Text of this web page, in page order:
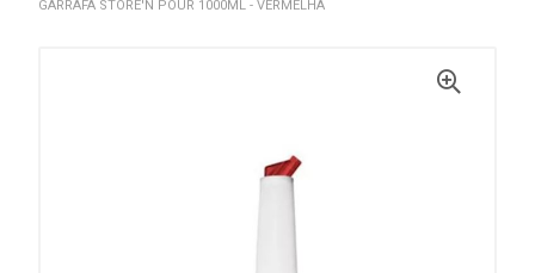
GARRAFA STORE'N POUR 1000ML - VERMELHA